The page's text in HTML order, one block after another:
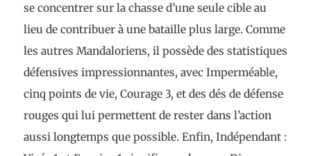
se concentrer sur la chasse d’une seule cible au
lieu de contribuer à une bataille plus large. Comme
les autres Mandaloriens, il possède des statistiques
défensives impressionnantes, avec Imperméable,
cinq points de vie, Courage 3, et des dés de défense
rouges qui lui permettent de rester dans l’action
aussi longtemps que possible. Enfin, Indépendant :